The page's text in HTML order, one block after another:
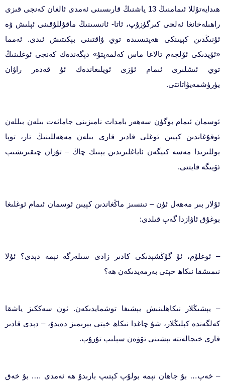
ھىدايەتۇللا ئىمامنىڭ 13 ياشنىڭ قارىسىنى ئەمدى ئالغان كەنجى قىزى
راھىلەخانغا ئەلچى كىرگۈزۇپ، ئاتا- ئانىسىنىڭ ماقۇللۇقىنى ئېلىش ۋە
ئۇنىڭدىن كېيىنكى ھەپتىسىدە توي ۋاقتىنى بېكىتىش ئىدى. ئەمما
«ئۆيدىكى ئۆلچەم تالاغا ماس كەلمەپتۇ» دېگەندەك كەنجى ئوغلىنىڭ
توي ئىشلىرى ئىمام ئۆزى ئويلىغاندەك ئۇ قەدەر راۋان
يۈرۈشمەيۋاتاتتى.
ئوسمان ئىمام بۈگۈن سەھەر بامدات نامىزىنى جامائەت بىلەن بىللەن
ئوقۇغاندىن كېيىن ئوغلى قادىر قارى بىلەن مەھەللىنىڭ تار، توپا
يوللىرىدا مەسە كىيگەن ئاياغلىرىدىن يېنىك چاڭ – تۇزان چىقىرىشىپ
ئۆيىگە قايتتى.
ئۇلار بىر مەھەل ئۈن – تىنسىز ماڭغاندىن كېيىن ئوسمان ئىمام ئوغلىغا
بوغۇق ئاۋازدا گەپ قىلدى:
– ئوغلۇم، ئۇ گۇڭشېدىكى كادىر زادى سىلەرگە نېمە دېدى؟ ئۇلا
نىمىشقا نىكاھ خېتى بەرمەيدىكەن ھە؟
– يېشىڭلار نىكاھلىنىش يېشىغا توشمايدىكەن. ئون سەككىز ياشقا
كەلگەندە كېلىڭلار، شۇ چاغدا نىكاھ خېتى بېرىمىز دەيدۇ، – دېدى قادىر
قارى خىجالەتتە بېشىنى تۆۋەن سېلىپ تۇرۇپ.
– خەپ… بۇ جاھان نېمە بولۇپ كېتىپ بارىدۇ ھە ئەمدى …. بۇ خەق